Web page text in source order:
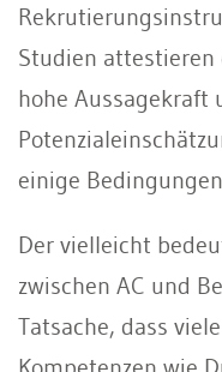
Studien attestieren
hohe Aussagekraft
einige
Der vielleicht
zwischen AC und
Tatsache, dass